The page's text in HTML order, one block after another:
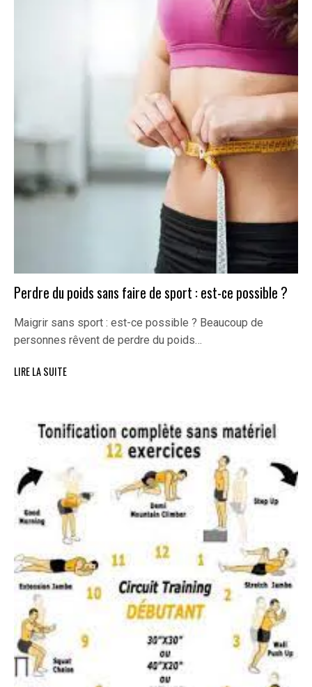
Perdre du poids sans faire de sport : est-ce possible ?
Maigrir sans sport : est-ce possible ? Beaucoup de
personnes rêvent de perdre du poids…
LIRE LA SUITE